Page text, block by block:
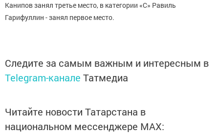
Канипов занял третье место, в категории «С» Равиль
Гарифуллин - занял первое место.
Следите за самым важным и интересным в
Telegram-канале Татмедиа
Читайте новости Татарстана в
национальном мессенджере MАХ: